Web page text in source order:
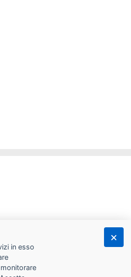
in esso